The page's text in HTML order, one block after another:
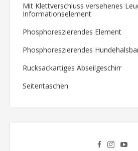
Mit Klettverschluss versehenes
Informationselement
Phosphoreszierendes Element
Phosphoreszierendes
Rucksackartiges Abseilgeschirr
Seitentaschen